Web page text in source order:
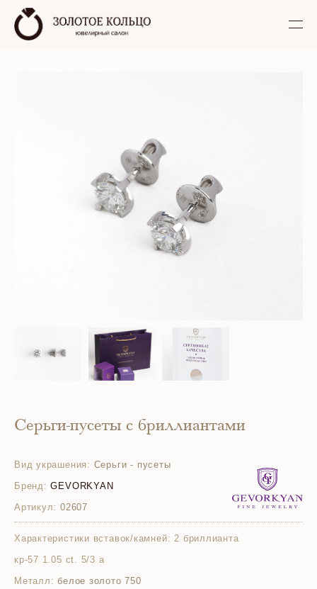
Серьги-пусеты с бриллиантами
Вид украшения: Серьги - пусеты
Бренд: GEVORKYAN
Артикул: 02607
Характеристики вставок/камней: 2 бриллианта
кр-57 1.05 ct. 5/3 а
Металл: белое золото 750